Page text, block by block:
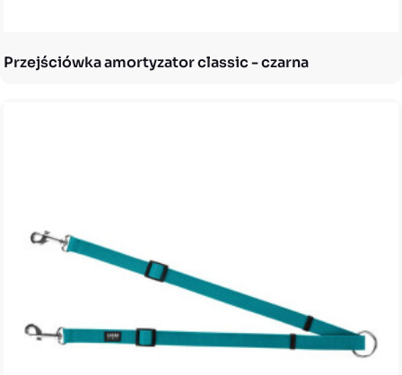
Przejściówka amortyzator classic - czarna